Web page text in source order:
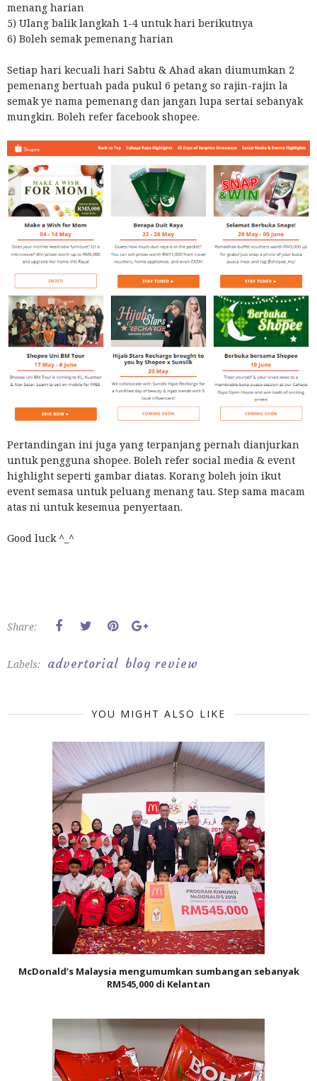
menang harian
5) Ulang balik langkah 1-4 untuk hari berikutnya
6) Boleh semak pemenang harian
Setiap hari kecuali hari Sabtu & Ahad akan diumumkan 2
pemenang bertuah pada pukul 6 petang so rajin-rajin la
semak ye nama pemenang dan jangan lupa sertai sebanyak
mungkin. Boleh refer facebook shopee.
Pertandingan ini juga yang terpanjang pernah dianjurkan
untuk pengguna shopee. Boleh refer social media & event
highlight seperti gambar diatas. Korang boleh join ikut
event semasa untuk peluang menang tau. Step sama macam
atas ni untuk kesemua penyertaan.
Good luck ^_^
Share:
Labels: advertorial blog review
YOU MIGHT ALSO LIKE
McDonald’s Malaysia mengumumkan sumbangan sebanyak
RM545,000 di Kelantan